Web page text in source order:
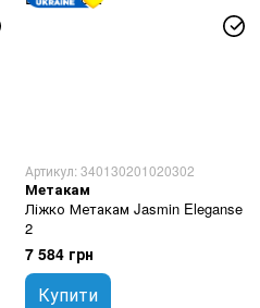
Артикул: 340130201020302
Метакам
Ліжко Метакам Jasmin Eleganse
2
7 584 грн
Купити